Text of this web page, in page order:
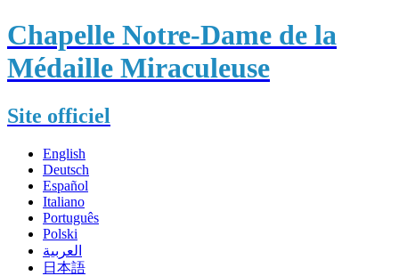
Chapelle Notre-Dame de la
Médaille Miraculeuse
Site officiel
English
Deutsch
Español
Italiano
Português
Polski
العربية
日本語